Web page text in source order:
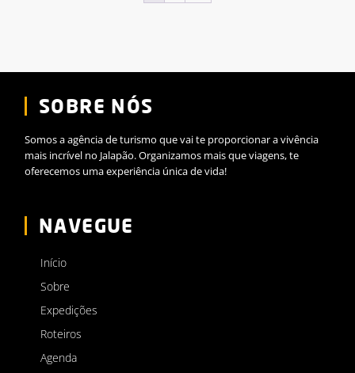
SOBRE NÓS
Somos a agência de turismo que vai te proporcionar a vivência
mais incrível no Jalapão. Organizamos mais que viagens, te
oferecemos uma experiência única de vida!
NAVEGUE
Início
Sobre
Expedições
Roteiros
Agenda